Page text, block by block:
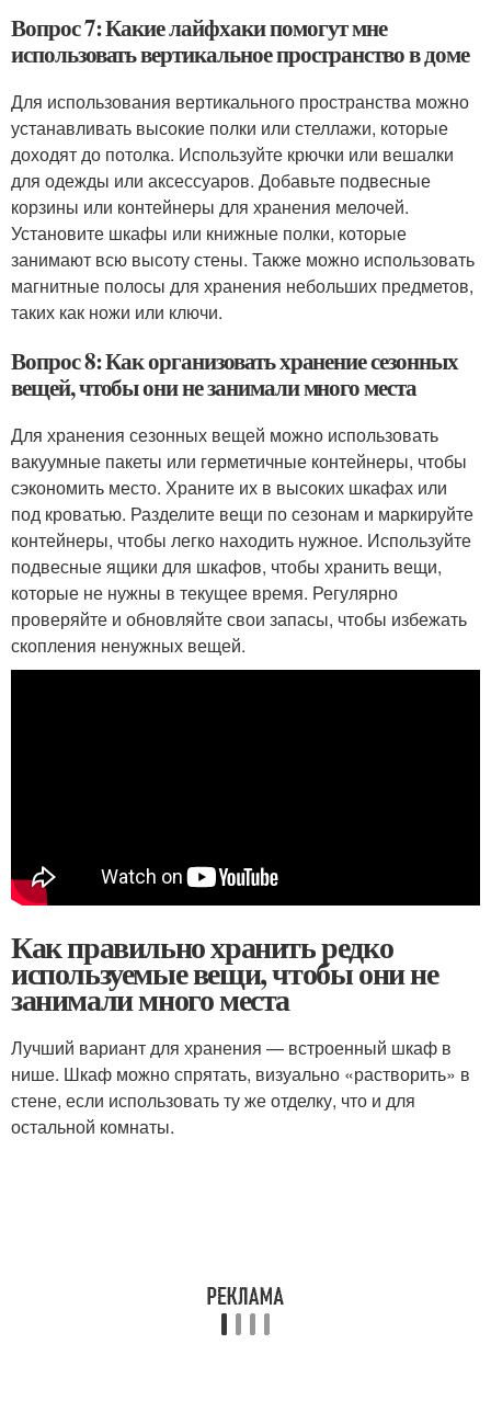
Вопрос 7: Какие лайфхаки помогут мне
использовать вертикальное пространство в доме
Для использования вертикального пространства можно
устанавливать высокие полки или стеллажи, которые
доходят до потолка. Используйте крючки или вешалки
для одежды или аксессуаров. Добавьте подвесные
корзины или контейнеры для хранения мелочей.
Установите шкафы или книжные полки, которые
занимают всю высоту стены. Также можно использовать
магнитные полосы для хранения небольших предметов,
таких как ножи или ключи.
Вопрос 8: Как организовать хранение сезонных
вещей, чтобы они не занимали много места
Для хранения сезонных вещей можно использовать
вакуумные пакеты или герметичные контейнеры, чтобы
сэкономить место. Храните их в высоких шкафах или
под кроватью. Разделите вещи по сезонам и маркируйте
контейнеры, чтобы легко находить нужное. Используйте
подвесные ящики для шкафов, чтобы хранить вещи,
которые не нужны в текущее время. Регулярно
проверяйте и обновляйте свои запасы, чтобы избежать
скопления ненужных вещей.
Как правильно хранить редко
используемые вещи, чтобы они не
занимали много места
Лучший вариант для хранения — встроенный шкаф в
нише. Шкаф можно спрятать, визуально «растворить» в
стене, если использовать ту же отделку, что и для
остальной комнаты.